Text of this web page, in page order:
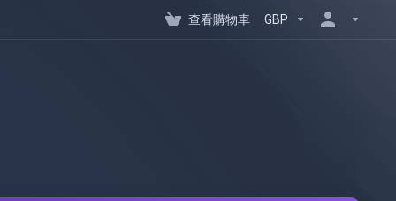
查看購物車 GBP